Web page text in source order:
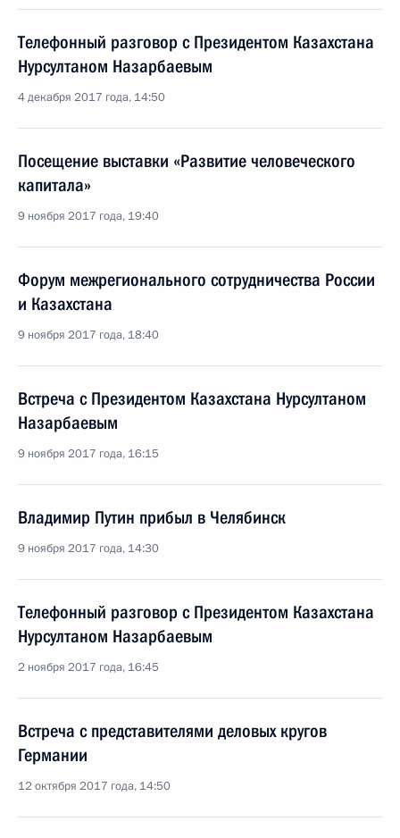
Телефонный разговор с Президентом Казахстана
Нурсултаном Назарбаевым
4 декабря 2017 года, 14:50
Посещение выставки «Развитие человеческого
капитала»
9 ноября 2017 года, 19:40
Форум межрегионального сотрудничества России
и Казахстана
9 ноября 2017 года, 18:40
Встреча с Президентом Казахстана Нурсултаном
Назарбаевым
9 ноября 2017 года, 16:15
Владимир Путин прибыл в Челябинск
9 ноября 2017 года, 14:30
Телефонный разговор с Президентом Казахстана
Нурсултаном Назарбаевым
2 ноября 2017 года, 16:45
Встреча с представителями деловых кругов
Германии
12 октября 2017 года, 14:50